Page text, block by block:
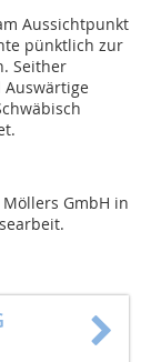
Aussichtpunkt
pünktlich zur
Seither
GmbH in